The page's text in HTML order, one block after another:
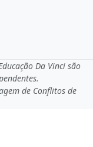
Da Vinci são
de Conflitos de